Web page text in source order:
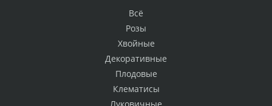
Всё
Розы
Хвойные
Декоративные
Плодовые
Клематисы